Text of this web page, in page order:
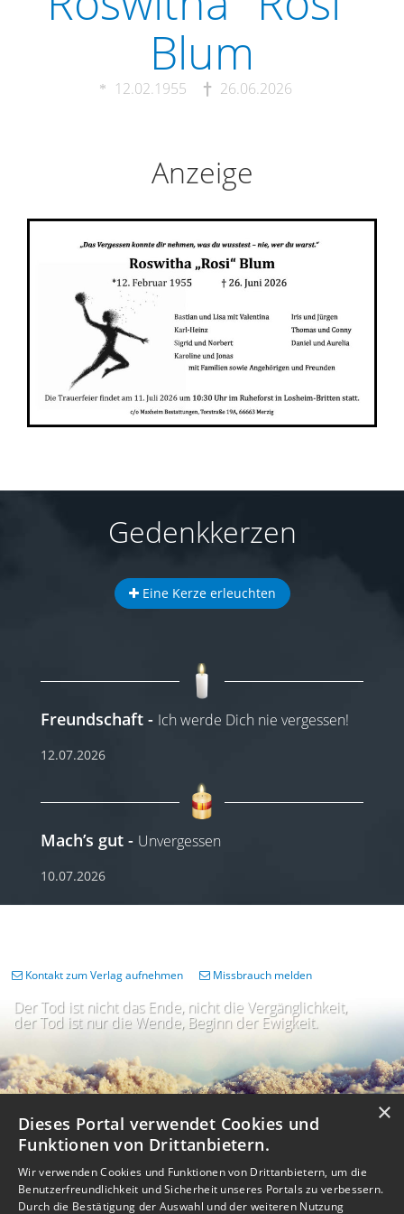
Blum
12.02.1955 26.06.2026
Anzeige
Gedenkkerzen
Eine Kerze erleuchten
Freundschaft Ich werde Dich nie vergessen!
12.07.2026
Mach’s gut Unvergessen
10.07.2026
Der Tod ist nicht das Ende, nicht die Vergänglichkeit,
der Tod ist nur die Wende, Beginn der Ewigkeit.
Kontakt zum Verlag aufnehmen Missbrauch melden
×
Dieses Portal verwendet Cookies und
Funktionen von Drittanbietern.
Wir verwenden Cookies und Funktionen von Drittanbietern, um die
Benutzerfreundlichkeit und Sicherheit unseres Portals zu verbessern.
Durch die Bestätigung der Auswahl und der weiteren Nutzung